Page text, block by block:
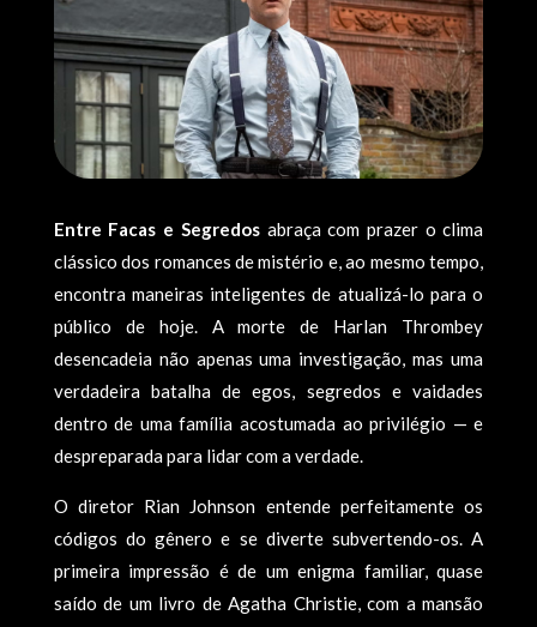
Entre Facas e Segredosabraça com prazer o clima
clássico dos romances de mistério e, ao mesmo tempo,
encontra maneiras inteligentes de atualizá-lo para o
público de hoje. A morte de Harlan Thrombey
desencadeia não apenas uma investigação, mas uma
verdadeira batalha de egos, segredos e vaidades
dentro de uma família acostumada ao privilégio — e
despreparada para lidar com a verdade.
O diretor Rian Johnson entende perfeitamente os
códigos do gênero e se diverte subvertendo-os. A
primeira impressão é de um enigma familiar, quase
saído de um livro de Agatha Christie, com a mansão